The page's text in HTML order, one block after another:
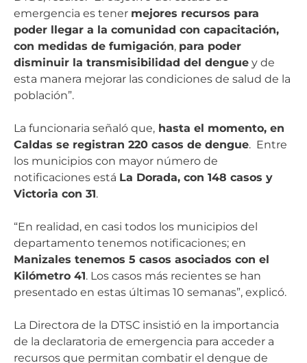
emergencia es tener mejores recursos para
poder llegar a la comunidad con capacitación,
con medidas de fumigación, para poder
disminuir la transmisibilidad del dengue y de
esta manera mejorar las condiciones de salud de la
población”.
La funcionaria señaló que, hasta el momento, en
Caldas se registran 220 casos de dengue. Entre
los municipios con mayor número de
notificaciones está La Dorada, con 148 casos y
Victoria con 31.
“En realidad, en casi todos los municipios del
departamento tenemos notificaciones; en
Manizales tenemos 5 casos asociados con el
Kilómetro 41. Los casos más recientes se han
presentado en estas últimas 10 semanas”, explicó.
La Directora de la DTSC insistió en la importancia
de la declaratoria de emergencia para acceder a
recursos que permitan combatir el dengue de